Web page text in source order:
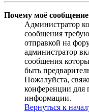
Почему моё сообщение
Администратор
сообщения
отправкой на
администратор
сообщения
быть
Пожалуйста,
конференции для
информации.
Вернуться к